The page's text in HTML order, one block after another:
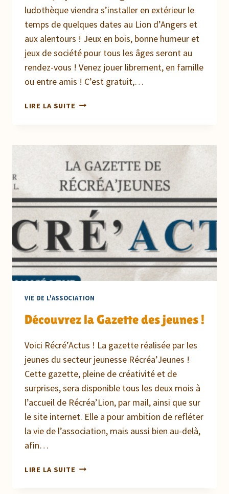
ludothèque viendra s’installer en extérieur le
temps de quelques dates au Lion d’Angers et
aux alentours ! Jeux en bois, bonne humeur et
jeux de société pour tous les âges seront au
rendez-vous ! Venez jouer librement, en famille
ou entre amis ! C’est gratuit,…
LIRE LA SUITE LUDOLION
VIE DE L'ASSOCIATION
Découvrez la Gazette des jeunes !
Voici Récré’Actus ! La gazette réalisée par les
jeunes du secteur jeunesse Récréa’Jeunes !
Cette gazette, pleine de créativité et de
surprises, sera disponible tous les deux mois à
l’accueil de Récréa’Lion, par mail, ainsi que sur
le site internet. Elle a pour ambition de refléter
la vie de l’association, mais aussi bien au-delà,
afin…
LIRE LA SUITE DÉCOUVREZ